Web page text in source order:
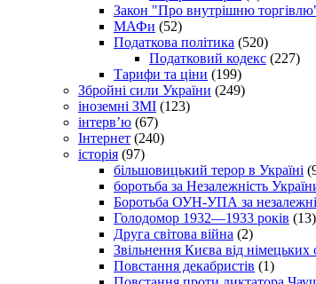
Закон "Про внутрішню
МАФи (52)
Податкова політика (520)
Податковий кодекс (227)
Тарифи та ціни (199)
Збройні сили України (249)
іноземні ЗМІ (123)
інтерв’ю (67)
Інтернет (240)
історія (97)
більшовицький терор в Україні
боротьба за Незалежність
Боротьба ОУН-УПА за
Голодомор 1932—1933 років (13)
Друга світова війна (2)
Звільнення Києва від
Повстання декабристів (1)